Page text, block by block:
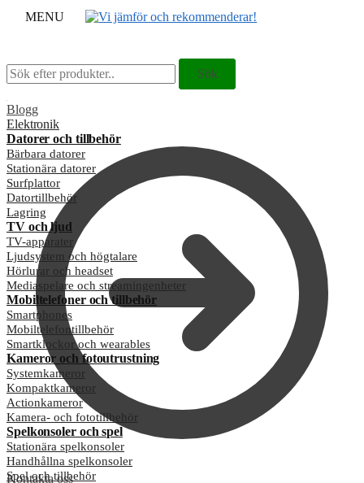
MENU
Sök
efter:
Sök
Blogg
Kontakta oss
Sök
efter:
Sök
Elektronik
Datorer och tillbehör
Bärbara datorer
Stationära datorer
Surfplattor
Datortillbehör
Lagring
TV och ljud
TV-apparater
Ljudsystem och högtalare
Hörlurar och headset
Mediaspelare och streamingenheter
Mobiltelefoner och tillbehör
Smartphones
Mobiltelefontillbehör
Smartklockor och wearables
Kameror och fotoutrustning
Systemkameror
Kompaktkameror
Actionkameror
Kamera- och fototillbehör
Spelkonsoler och spel
Stationära spelkonsoler
Handhållna spelkonsoler
Spel och tillbehör